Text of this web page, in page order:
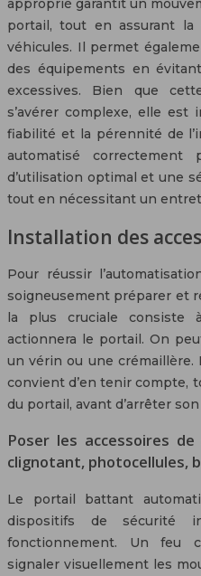
approprié garantit un
portail, tout en assurant la
véhicules. Il permet
des équipements en
excessives. Bien que
s’avérer complexe, elle est
fiabilité et la pérennité de
automatisé
d’utilisation optimal et une
tout en nécessitant un
Installation des
Pour réussir
soigneusement préparer et
la plus cruciale consiste
actionnera le portail. On
un vérin ou une
convient d’en tenir compte,
du portail, avant d’arrêter
Poser les accessoires
clignotant, photocellules,
Le portail battant
dispositifs de sécurité
fonctionnement. Un feu
signaler visuellement les